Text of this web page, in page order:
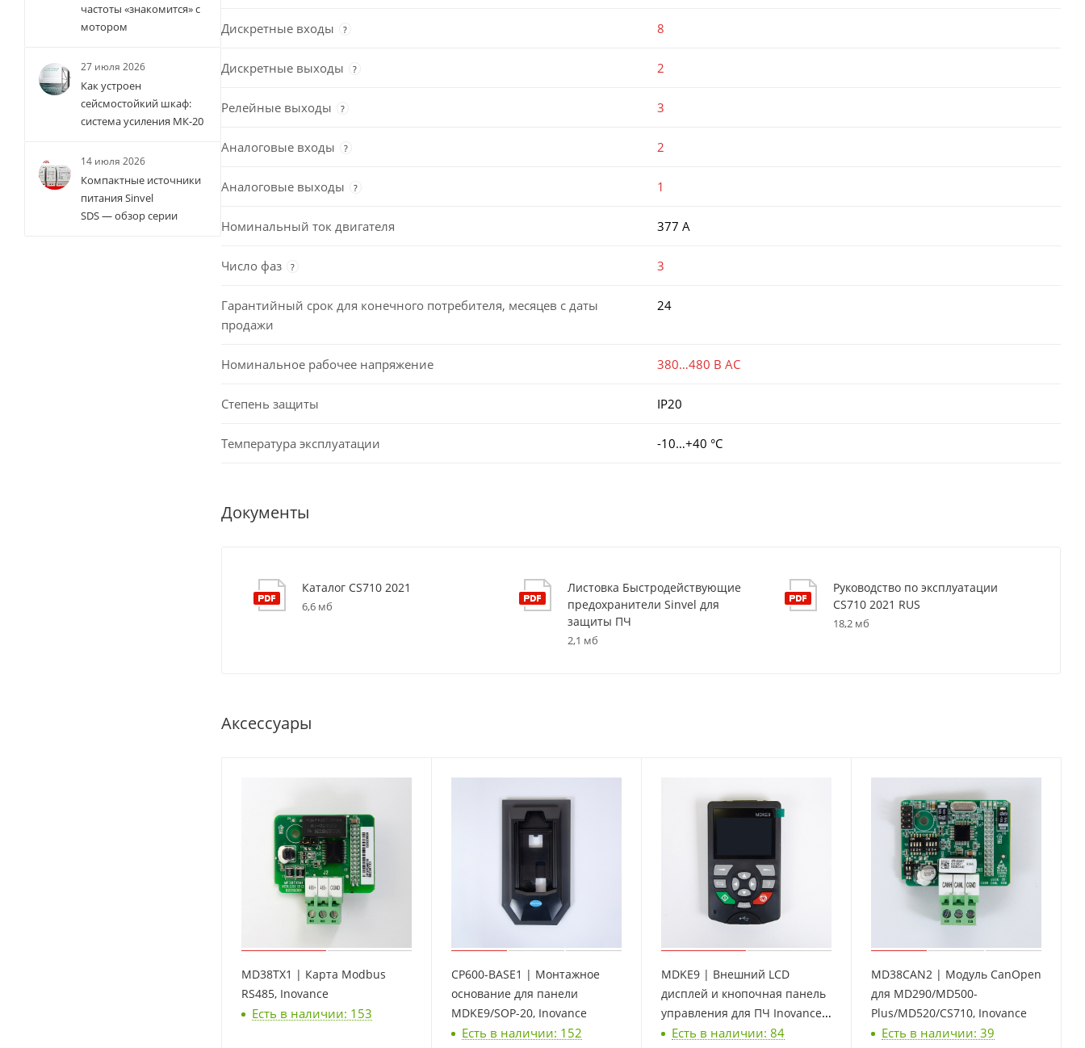
Дискретные входы ? 8
Дискретные выходы ? 2
Релейные выходы ? 3
Аналоговые входы ? 2
Аналоговые выходы ? 1
Номинальный ток двигателя 377 А
Число фаз ? 3
Гарантийный срок для конечного потребителя, месяцев с даты
продажи
24
Номинальное рабочее напряжение 380…480 В AC
Степень защиты IP20
Температура эксплуатации -10…+40 °С
Документы
Каталог CS710 2021
6,6 мб
Листовка Быстродействующие
предохранители Sinvel для
защиты ПЧ
2,1 мб
Руководство по эксплуатации
CS710 2021 RUS
18,2 мб
Аксессуары
MD38TX1 | Карта Modbus
RS485, Inovance
Есть в наличии: 153
CP600-BASE1 | Монтажное
основание для панели
MDKE9/SOP-20, Inovance
Есть в наличии: 152
MDKE9 | Внешний LCD
дисплей и кнопочная панель
управления для ПЧ Inovance,
Inovance
Есть в наличии: 84
MD38CAN2 | Модуль CanOpen
для MD290/MD500-
Plus/MD520/CS710, Inovance
Есть в наличии: 39
частоты «знакомится» с
мотором
27 июля 2026
Как устроен
сейсмостойкий шкаф:
система усиления МК-20
14 июля 2026
Компактные источники
питания Sinvel
SDS — обзор серии